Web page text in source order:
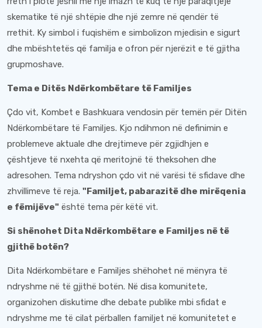
skematike të një shtëpie dhe një zemre në qendër të
rrethit. Ky simbol i fuqishëm e simbolizon mjedisin e sigurt
dhe mbështetës që familja e ofron për njerëzit e të gjitha
grupmoshave.
Tema e Ditës Ndërkombëtare të Familjes
Çdo vit, Kombet e Bashkuara vendosin për temën për Ditën
Ndërkombëtare të Familjes. Kjo ndihmon në definimin e
problemeve aktuale dhe drejtimeve për zgjidhjen e
çështjeve të nxehta që meritojnë të theksohen dhe
adresohen. Tema ndryshon çdo vit në varësi të sfidave dhe
zhvillimeve të reja. "Familjet, pabarazitë dhe mirëqenia
e fëmijëve" është tema për këtë vit.
Si shënohet Dita Ndërkombëtare e Familjes në të
gjithë botën?
Dita Ndërkombëtare e Familjes shëhohet në mënyra të
ndryshme në të gjithë botën. Në disa komunitete,
organizohen diskutime dhe debate publike mbi sfidat e
ndryshme me të cilat përballen familjet në komunitetet e